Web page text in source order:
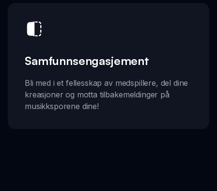
Samfunnsengasjement
Bli med i et fellesskap av medspillere, del dine
kreasjoner og motta tilbakemeldinger på
musikksporene dine!